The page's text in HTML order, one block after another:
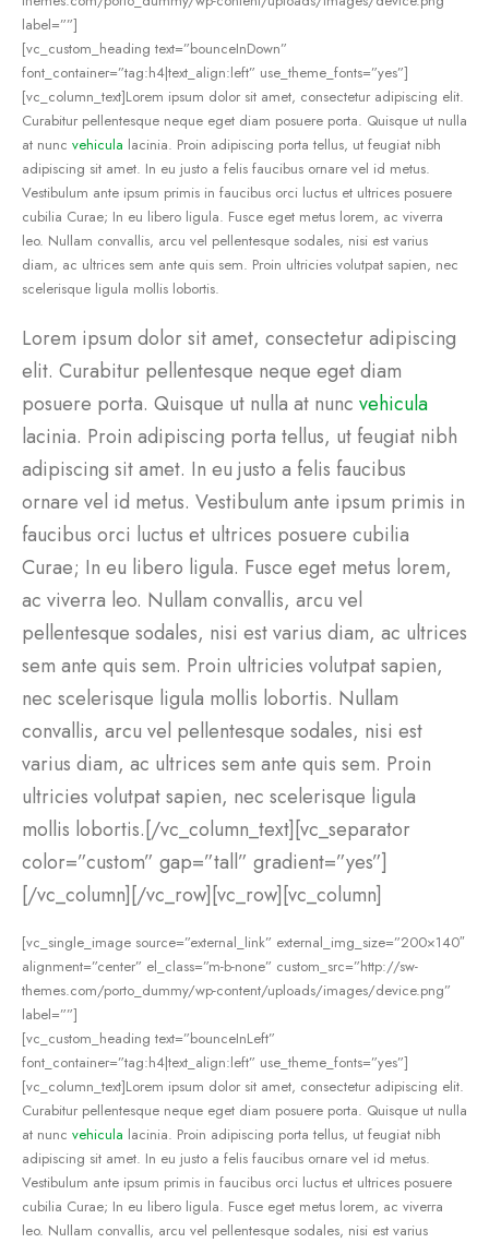
label=””]
[vc_custom_heading text=”bounceInDown”
font_container=”tag:h4|text_align:left” use_theme_fonts=”yes”]
[vc_column_text]Lorem ipsum dolor sit amet, consectetur adipiscing elit.
Curabitur pellentesque neque eget diam posuere porta. Quisque ut nulla
at nunc vehicula lacinia. Proin adipiscing porta tellus, ut feugiat nibh
adipiscing sit amet. In eu justo a felis faucibus ornare vel id metus.
Vestibulum ante ipsum primis in faucibus orci luctus et ultrices posuere
cubilia Curae; In eu libero ligula. Fusce eget metus lorem, ac viverra
leo. Nullam convallis, arcu vel pellentesque sodales, nisi est varius
diam, ac ultrices sem ante quis sem. Proin ultricies volutpat sapien, nec
scelerisque ligula mollis lobortis.
Lorem ipsum dolor sit amet, consectetur adipiscing
elit. Curabitur pellentesque neque eget diam
posuere porta. Quisque ut nulla at nunc vehicula
lacinia. Proin adipiscing porta tellus, ut feugiat nibh
adipiscing sit amet. In eu justo a felis faucibus
ornare vel id metus. Vestibulum ante ipsum primis in
faucibus orci luctus et ultrices posuere cubilia
Curae; In eu libero ligula. Fusce eget metus lorem,
ac viverra leo. Nullam convallis, arcu vel
pellentesque sodales, nisi est varius diam, ac ultrices
sem ante quis sem. Proin ultricies volutpat sapien,
nec scelerisque ligula mollis lobortis. Nullam
convallis, arcu vel pellentesque sodales, nisi est
varius diam, ac ultrices sem ante quis sem. Proin
ultricies volutpat sapien, nec scelerisque ligula
mollis lobortis.[/vc_column_text][vc_separator
color=”custom” gap=”tall” gradient=”yes”]
[/vc_column][/vc_row][vc_row][vc_column]
[vc_single_image source=”external_link” external_img_size=”200×140″
alignment=”center” el_class=”m-b-none” custom_src=”http://sw-
themes.com/porto_dummy/wp-content/uploads/images/device.png”
label=””]
[vc_custom_heading text=”bounceInLeft”
font_container=”tag:h4|text_align:left” use_theme_fonts=”yes”]
[vc_column_text]Lorem ipsum dolor sit amet, consectetur adipiscing elit.
Curabitur pellentesque neque eget diam posuere porta. Quisque ut nulla
at nunc vehicula lacinia. Proin adipiscing porta tellus, ut feugiat nibh
adipiscing sit amet. In eu justo a felis faucibus ornare vel id metus.
Vestibulum ante ipsum primis in faucibus orci luctus et ultrices posuere
cubilia Curae; In eu libero ligula. Fusce eget metus lorem, ac viverra
leo. Nullam convallis, arcu vel pellentesque sodales, nisi est varius